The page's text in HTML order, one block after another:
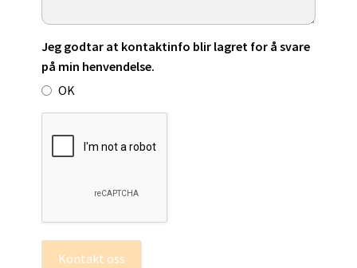
Jeg godtar at kontaktinfo blir lagret for å svare
på min henvendelse.
OK
Kontakt oss